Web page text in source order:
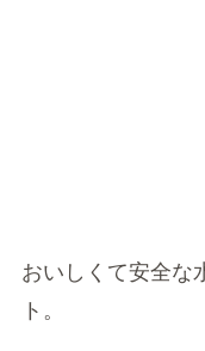
おいしくて安全な
ト。